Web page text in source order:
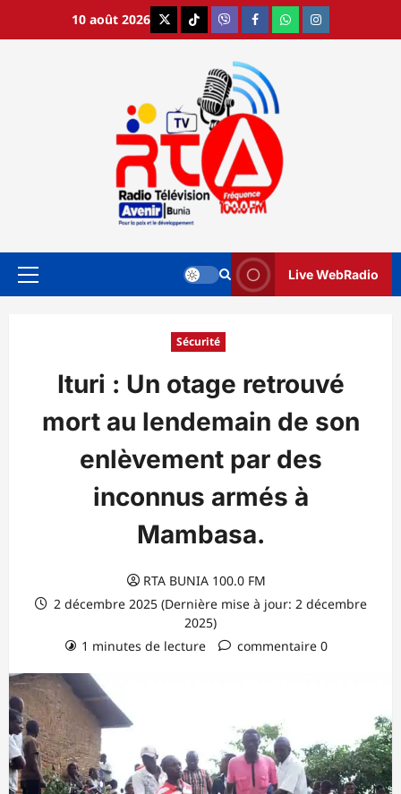
10 août 2026 X TikTokViber FacebookWhatsAppInstagram
Menu
Live WebRadio
Sécurité
Ituri : Un otage retrouvé
mort au lendemain de son
enlèvement par des
inconnus armés à
Mambasa.
RTA BUNIA 100.0 FM
2 décembre 2025 (Dernière mise à jour: 2 décembre
2025)
1 minutes de lecture
commentaire 0